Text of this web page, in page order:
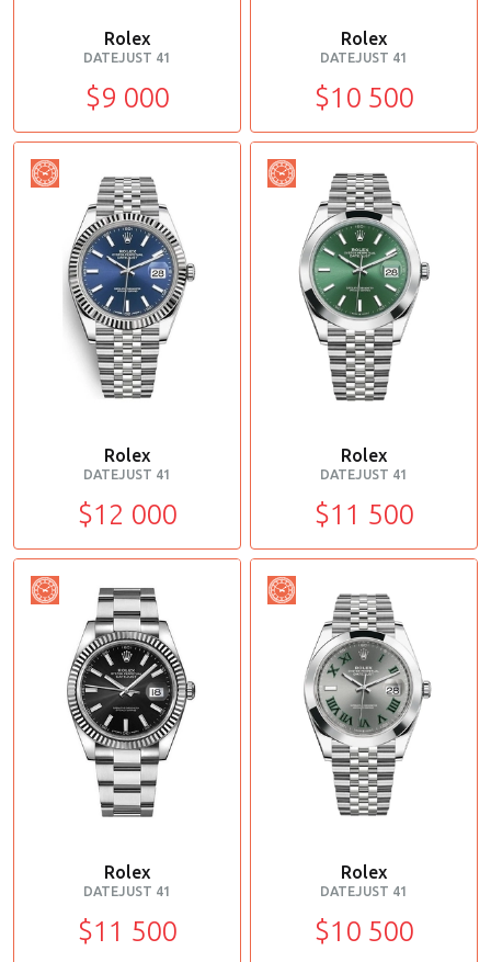
Rolex
DATEJUST 41
$9 000
Rolex
DATEJUST 41
$10 500
Rolex
DATEJUST 41
$12 000
Rolex
DATEJUST 41
$11 500
Rolex
DATEJUST 41
$11 500
Rolex
DATEJUST 41
$10 500